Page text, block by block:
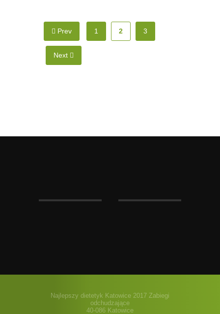
Prev 1 2 3
Next
Najlepszy dietetyk Katowice 2017 Zabiegi
odchudzające
40-086 Katowice